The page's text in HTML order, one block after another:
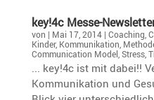
key!4c Messe-
von | Mai 17, 2014| Coaching
Kinder, Kommunikation
Communication Model Stress,
... key!4c ist mit dabei!!
Kommunikation und